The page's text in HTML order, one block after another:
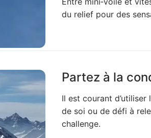
du relief pour des
Partez à la
Il est courant
de soi ou de défi à
challenge.